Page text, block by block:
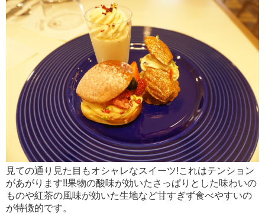
見ての通り見た目もオシャレなスイーツ!これはテンション
があがります!!果物の酸味が効いたさっぱりとした味わいの
ものや紅茶の風味が効いた生地など甘すぎず食べやすいの
が特徴的です。